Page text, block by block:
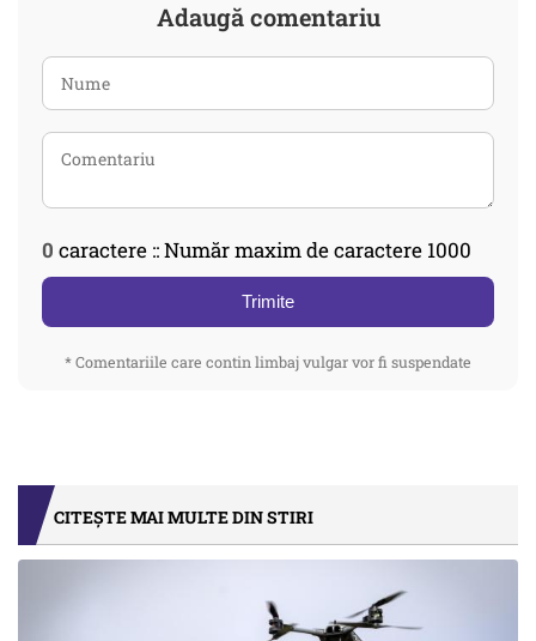
Adaugă comentariu
0 caractere :: Număr maxim de caractere 1000
Trimite
* Comentariile care contin limbaj vulgar vor fi suspendate
CITEȘTE MAI MULTE DIN STIRI